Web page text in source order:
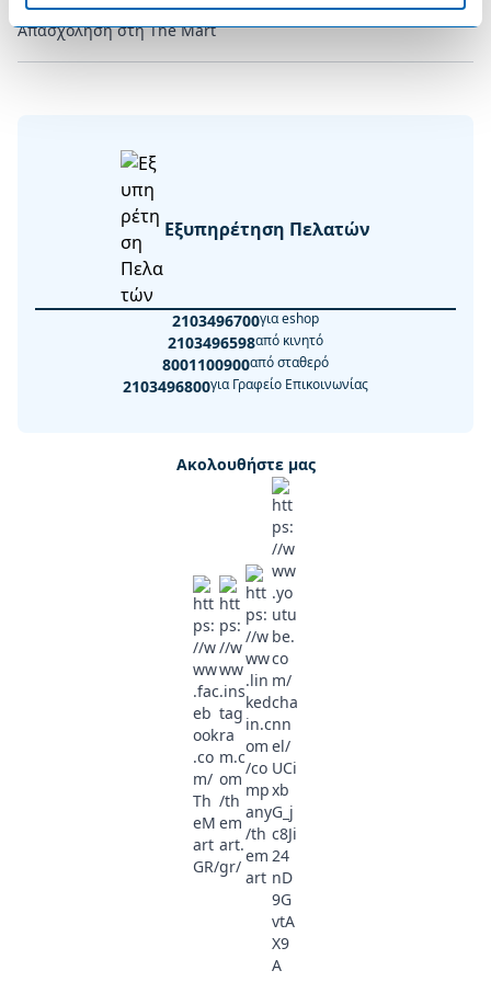
Απασχόληση στη The Mart
Εξυπηρέτηση Πελατών
2103496700για eshop
2103496598από κινητό
8001100900από σταθερό
2103496800για Γραφείο Επικοινωνίας
Ακολουθήστε μας